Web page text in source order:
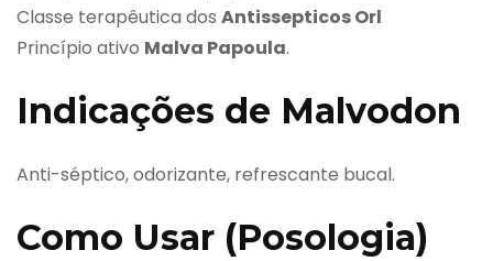
Classe terapêutica dos Antissepticos Orl
Princípio ativo Malva Papoula.
Indicações de Malvodon
Anti-séptico, odorizante, refrescante bucal.
Como Usar (Posologia)